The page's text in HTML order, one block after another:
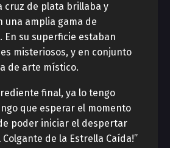
cruz de plata brillaba y
una amplia gama de
su superficie estaban
misteriosos, y en conjunto
de arte místico.
final, ya lo tengo
que esperar el momento
poder iniciar el despertar
de la Estrella Caída!”